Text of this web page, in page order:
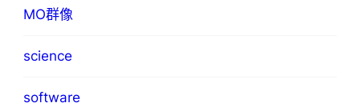
MO群像
science
software